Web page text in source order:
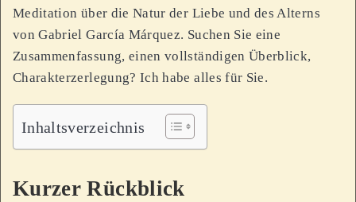
Meditation über die Natur der Liebe und des Alterns
von Gabriel García Márquez. Suchen Sie eine
Zusammenfassung, einen vollständigen Überblick,
Charakterzerlegung? Ich habe alles für Sie.
Inhaltsverzeichnis
Kurzer Rückblick